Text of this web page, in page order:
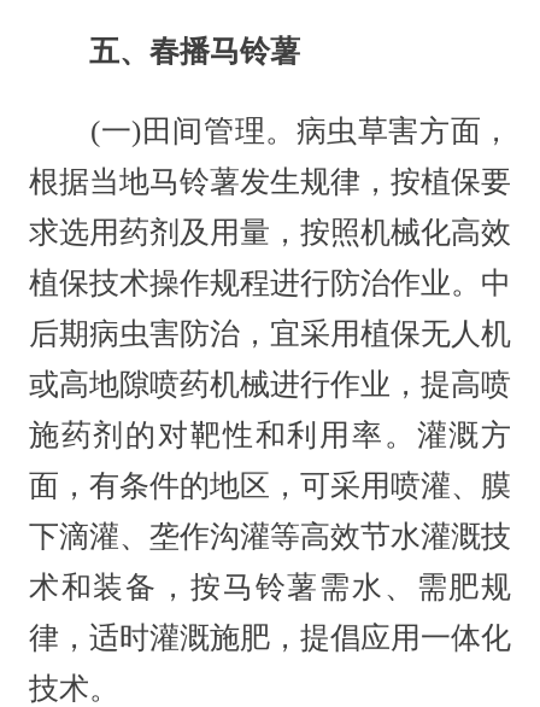
五、春播马铃薯
(一)田间管理。病虫草害方面，
根据当地马铃薯发生规律，按植保要
求选用药剂及用量，按照机械化高效
植保技术操作规程进行防治作业。中
后期病虫害防治，宜采用植保无人机
或高地隙喷药机械进行作业，提高喷
施药剂的对靶性和利用率。灌溉方
面，有条件的地区，可采用喷灌、膜
下滴灌、垄作沟灌等高效节水灌溉技
术和装备，按马铃薯需水、需肥规
律，适时灌溉施肥，提倡应用一体化
技术。